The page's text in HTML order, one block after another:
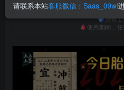
一次购买，永久包更新！
所有
使用期间，
请联系本站客服微信：Saas_09wl